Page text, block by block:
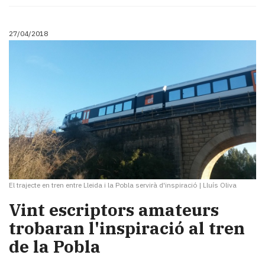
27/04/2018
El trajecte en tren entre Lleida i la Pobla servirà d'inspiració | Lluís Oliva
Vint escriptors amateurs
trobaran l'inspiració al tren
de la Pobla